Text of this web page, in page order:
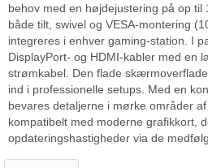
behov med en højdejustering på op
både tilt, swivel og VESA-montering
integreres i enhver gaming-station. I
DisplayPort- og HDMI-kabler med en
strømkabel. Den flade
ind i professionelle setups. Med en
bevares detaljerne i mørke områder
kompatibelt med moderne grafikkort,
opdateringshastigheder via de